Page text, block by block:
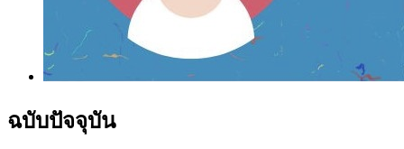
ฉบับปัจจุบัน